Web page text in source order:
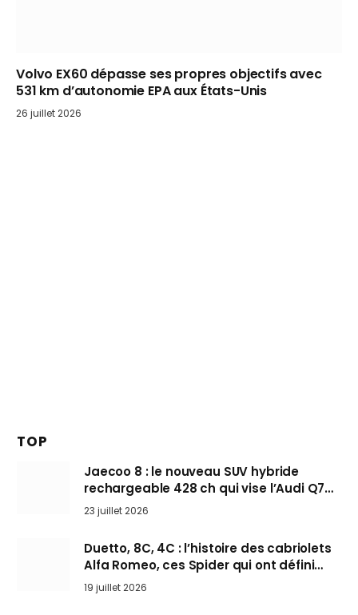
Volvo EX60 dépasse ses propres objectifs avec
531 km d’autonomie EPA aux États-Unis
26 juillet 2026
TOP
Jaecoo 8 : le nouveau SUV hybride
rechargeable 428 ch qui vise l’Audi Q7
arrive en Europe cet automne
23 juillet 2026
Duetto, 8C, 4C : l’histoire des cabriolets
Alfa Romeo, ces Spider qui ont défini
l’art de rouler cheveux au vent
19 juillet 2026